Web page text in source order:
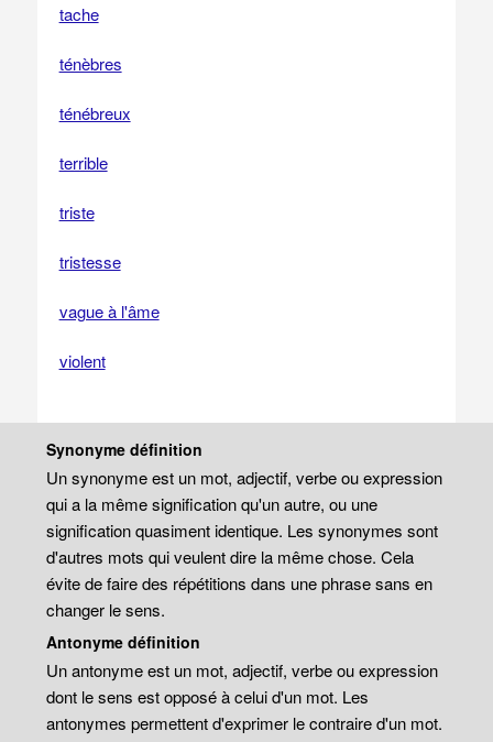
tache
ténèbres
ténébreux
terrible
triste
tristesse
vague à l'âme
violent
Synonyme définition
Un synonyme est un mot, adjectif, verbe ou expression
qui a la même signification qu'un autre, ou une
signification quasiment identique. Les synonymes sont
d'autres mots qui veulent dire la même chose. Cela
évite de faire des répétitions dans une phrase sans en
changer le sens.
Antonyme définition
Un antonyme est un mot, adjectif, verbe ou expression
dont le sens est opposé à celui d'un mot. Les
antonymes permettent d'exprimer le contraire d'un mot.